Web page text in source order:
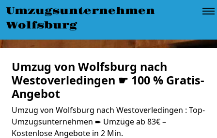
Umzugsunternehmen
Wolfsburg
Umzug von Wolfsburg nach
Westoverledingen ☛ 100 % Gratis-
Angebot
Umzug von Wolfsburg nach Westoverledingen : Top-
Umzugsunternehmen ➨ Umzüge ab 83€ –
Kostenlose Angebote in 2 Min.